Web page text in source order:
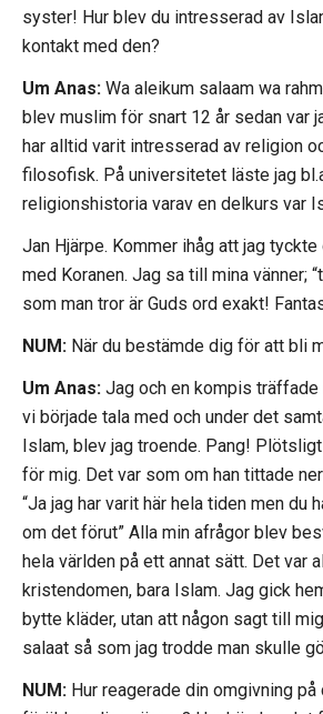
syster! Hur blev du intresserad av
kontakt med den?
Um Anas: Wa aleikum salaam wa
blev muslim för snart 12 år sedan var
har alltid varit intresserad av religion
filosofisk. På universitetet läste jag
religionshistoria varav en delkurs var
Jan Hjärpe. Kommer ihåg att jag
med Koranen. Jag sa till mina vänner;
som man tror är Guds ord exakt!
NUM:När du bestämde dig för att bli
Um Anas:Jag och en kompis träffade
vi började tala med och under det
Islam, blev jag troende. Pang!
för mig. Det var som om han tittade
“Ja jag har varit här hela tiden men du
om det förut” Alla min afrågor blev
hela världen på ett annat sätt. Det var
kristendomen, bara Islam. Jag gick
bytte kläder, utan att någon sagt till
salaat så som jag trodde man skulle
NUM:Hur reagerade din omgivning på